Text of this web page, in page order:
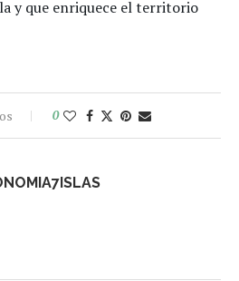
y que enriquece el territorio
0